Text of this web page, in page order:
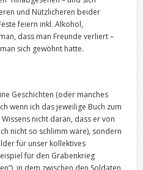
und Nützlicheren beider
feiern inkl. Alkohol,
dass man Freunde verliert –
sich gewöhnt hatte.
Geschichten (oder manches
wenn ich das jeweilige Buch zum
nicht daran, dass er von
nicht so schlimm wäre), sondern
für unser kollektives
für den Grabenkrieg
in dem zwischen den Soldaten